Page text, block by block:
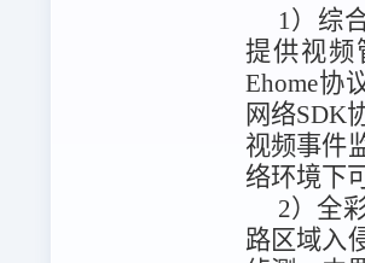
1）综
提供视频
Ehome协
网络SDK
视频事件
络环境下
2）全
路区域入